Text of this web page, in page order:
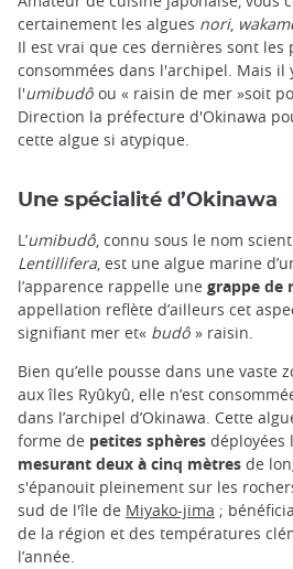
certainement les algues nori,
Il est vrai que ces dernières sont
consommées dans l'archipel. Mais il
l'umibudô ou « raisin de mer »soit
Direction la préfecture d'Okinawa
cette algue si atypique.
Une spécialité d’Okinawa
L’umibudô, connu sous le nom
Lentillifera, est une algue marine
l’apparence rappelle une grappe de
appellation reflète d’ailleurs cet
signifiant mer et« budô » raisin.
Bien qu’elle pousse dans une vaste
aux îles Ryûkyû, elle n’est
dans l’archipel d’Okinawa. Cette
forme de petites sphères déployées
mesurant deux à cinq mètres de
s'épanouit pleinement sur les
sud de l'île de Miyako-jima ;
de la région et des températures
l’année.